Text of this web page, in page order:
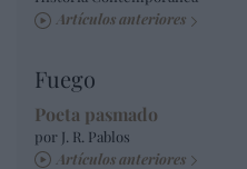
Artículos anteriores
Fuego
Poeta pasmado
por J. R. Pablos
Artículos anteriores